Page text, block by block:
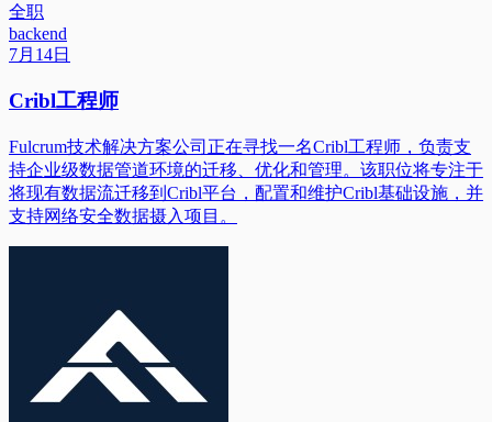
全职
backend
7月14日
Cribl工程师
Fulcrum技术解决方案公司正在寻找一名Cribl工程师，负责支
持企业级数据管道环境的迁移、优化和管理。该职位将专注于
将现有数据流迁移到Cribl平台，配置和维护Cribl基础设施，并
支持网络安全数据摄入项目。